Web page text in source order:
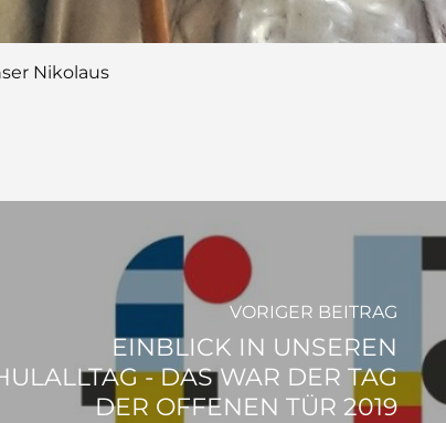
Nikolaus
VORIGER BEITRAG
EINBLICK IN UNSEREN
- DAS WAR DER TAG
DER OFFENEN TÜR 2019